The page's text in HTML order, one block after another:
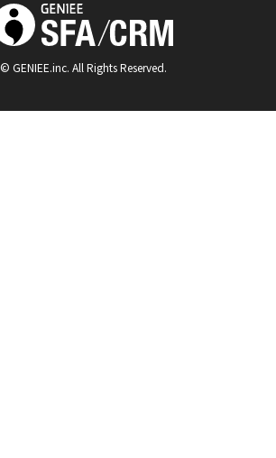
© GENIEE.inc. All Rights Reserved.